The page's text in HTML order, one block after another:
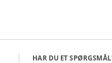
HAR DU ET